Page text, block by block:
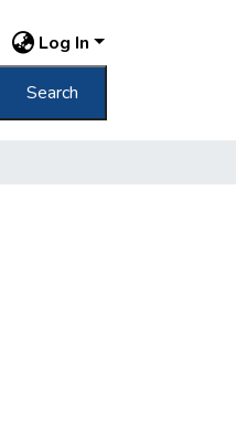
Log In
Search